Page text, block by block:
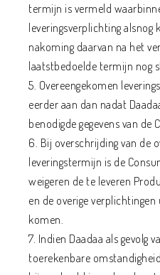
termijn is vermeld
leveringsverplichting alsnog
nakoming daarvan na het
laatstbedoelde termijn nog
5. Overeengekomen
eerder aan dan nadat
benodigde gegevens van
6. Bij overschrijding van de
leveringstermijn is de
weigeren de te leveren
en de overige
komen.
7. Indien Daadaa als gevolg
toerekenbare